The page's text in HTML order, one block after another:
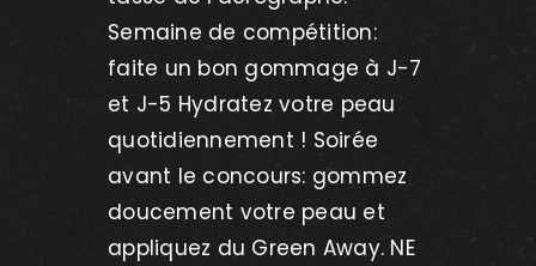
Semaine de compétition:
faite un bon gommage à J-7
et J-5 Hydratez votre peau
quotidiennement ! Soirée
avant le concours: gommez
doucement votre peau et
appliquez du Green Away. NE